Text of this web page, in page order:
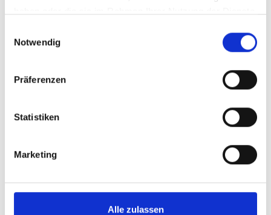
Notwendig
Präferenzen
Statistiken
Marketing
Alle zulassen